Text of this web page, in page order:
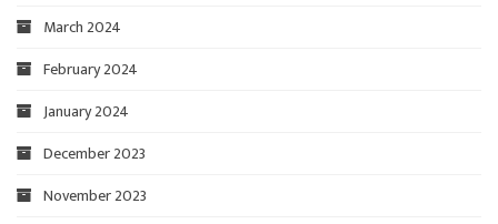
March 2024
February 2024
January 2024
December 2023
November 2023